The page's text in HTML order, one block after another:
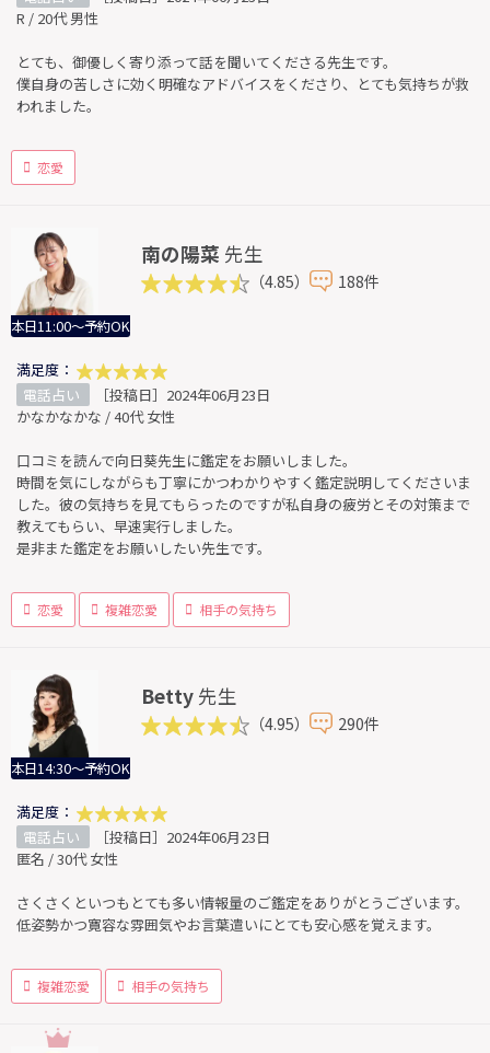
R / 20代 男性
とても、御優しく寄り添って話を聞いてくださる先生です。
僕自身の苦しさに効く明確なアドバイスをくださり、とても気持ちが救
われました。
恋愛
本日11:00～予約OK
南の陽菜 先生
（4.85） 188件
満足度：
電話占い
［投稿日］2024年06月23日
かなかなかな / 40代 女性
口コミを読んで向日葵先生に鑑定をお願いしました。
時間を気にしながらも丁寧にかつわかりやすく鑑定説明してくださいま
した。彼の気持ちを見てもらったのですが私自身の疲労とその対策まで
教えてもらい、早速実行しました。
是非また鑑定をお願いしたい先生です。
恋愛 複雑恋愛 相手の気持ち
本日14:30～予約OK
Betty 先生
（4.95） 290件
満足度：
電話占い
［投稿日］2024年06月23日
匿名 / 30代 女性
さくさくといつもとても多い情報量のご鑑定をありがとうございます。
低姿勢かつ寛容な雰囲気やお言葉遣いにとても安心感を覚えます。
複雑恋愛 相手の気持ち